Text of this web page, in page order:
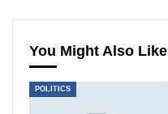
You Might Also Like
POLITICS